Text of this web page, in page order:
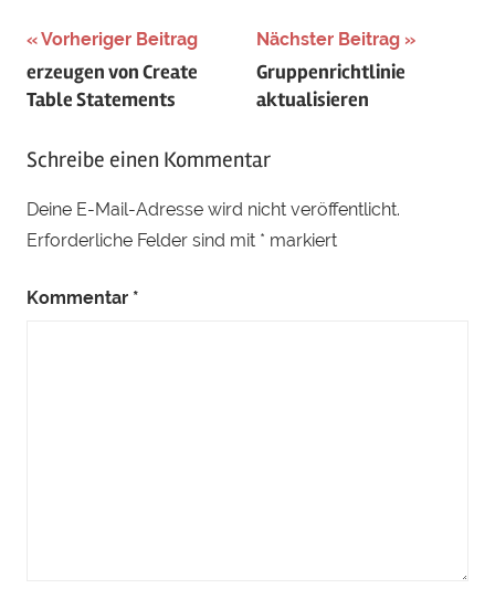
Beitragsnavigation
Vorheriger Beitrag
erzeugen von Create
Table Statements
Nächster Beitrag
Gruppenrichtlinie
aktualisieren
Schreibe einen Kommentar
Deine E-Mail-Adresse wird nicht veröffentlicht.
Erforderliche Felder sind mit * markiert
Kommentar *